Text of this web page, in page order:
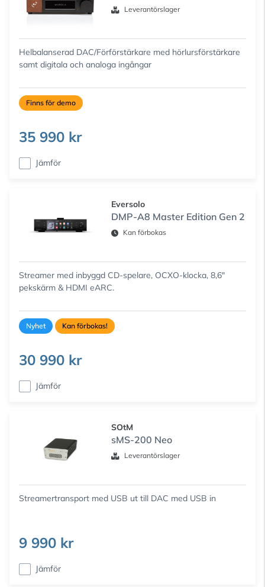
Leverantörslager
Helbalanserad DAC/Förförstärkare med hörlursförstärkare
samt digitala och analoga ingångar
Finns för demo
35 990 kr
Jämför
Eversolo
DMP-A8 Master Edition Gen 2
Kan förbokas
Streamer med inbyggd CD-spelare, OCXO-klocka, 8,6"
pekskärm & HDMI eARC.
Nyhet Kan förbokas!
30 990 kr
Jämför
SOtM
sMS-200 Neo
Leverantörslager
Streamertransport med USB ut till DAC med USB in
9 990 kr
Jämför